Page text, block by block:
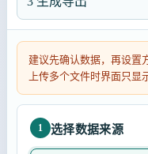
建议先确认数据，再设置
上传多个文件时界面只显
1 选择数据来源